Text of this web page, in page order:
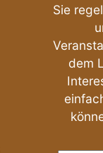
Sie
dem